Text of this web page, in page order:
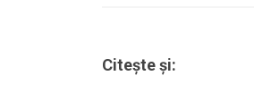
Citește și: